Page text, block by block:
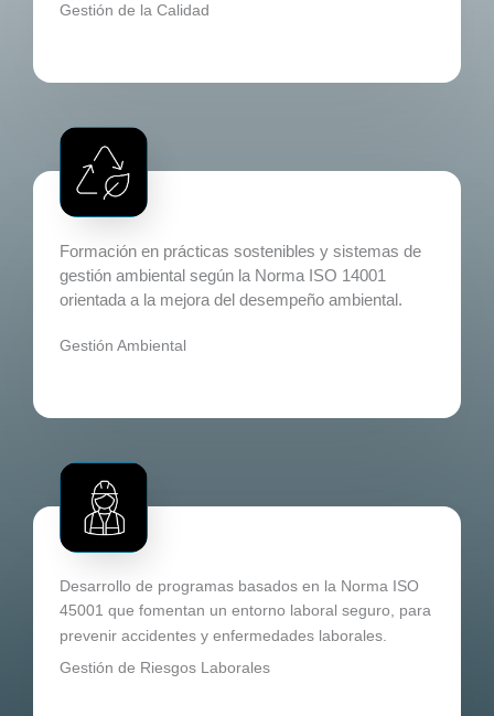
Gestión de la Calidad
Formación en prácticas sostenibles y sistemas de
gestión ambiental según la Norma ISO 14001
orientada a la mejora del desempeño ambiental.​
Gestión Ambiental​
Desarrollo de programas basados en la Norma ISO
45001 que fomentan un entorno laboral seguro, para
prevenir accidentes y enfermedades laborales.
Gestión de Riesgos Laborales